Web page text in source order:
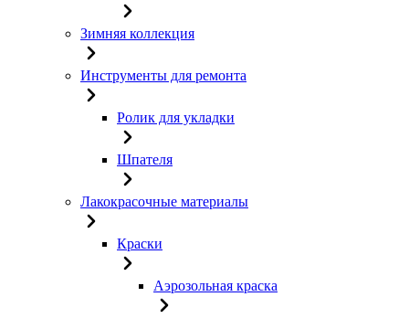
Зимняя коллекция
Инструменты для ремонта
Ролик для укладки
Шпателя
Лакокрасочные материалы
Краски
Аэрозольная краска